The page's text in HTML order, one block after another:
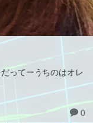
ってーうちのはオレ
0